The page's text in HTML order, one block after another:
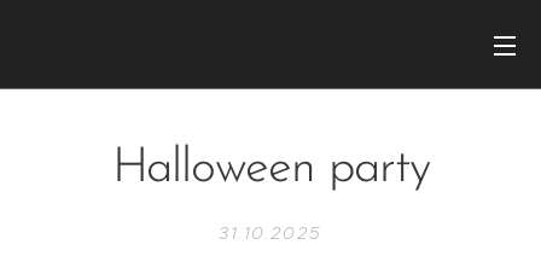
Halloween party
31.10.2025